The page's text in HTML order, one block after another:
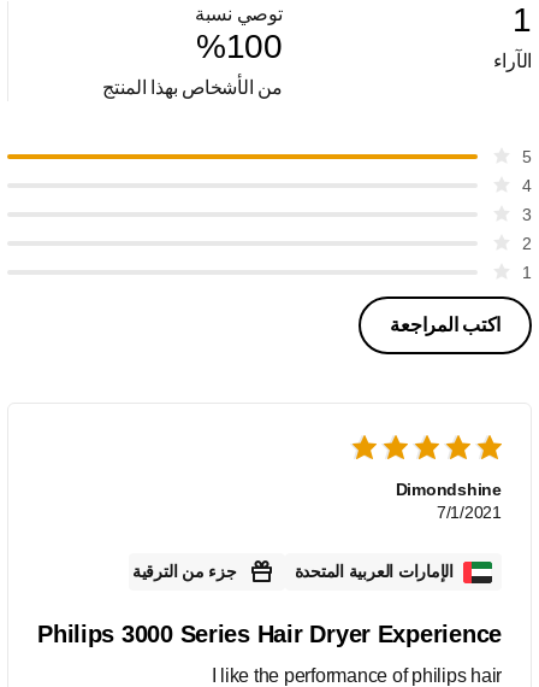
1
الآراء
توصي نسبة
%100
من الأشخاص بهذا المنتج
5
4
3
2
1
اكتب المراجعة
Dimondshine
7/1/2021
الإمارات العربية المتحدة جزء من الترقية
Philips 3000 Series Hair Dryer Experience
I like the performance of philips hair